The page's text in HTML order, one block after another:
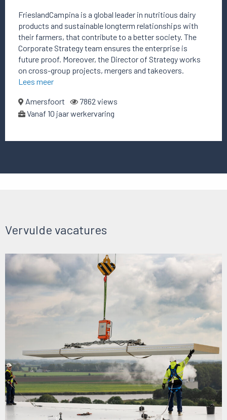
FrieslandCampina is a global leader in nutritious dairy
products and sustainable longterm relationships with
their farmers, that contribute to a better society. The
Corporate Strategy team ensures the enterprise is
future proof. Moreover, the Director of Strategy works
on cross-group projects, mergers and takeovers.
Lees meer
Amersfoort
7862 views
Vanaf 10 jaar werkervaring
Vervulde vacatures